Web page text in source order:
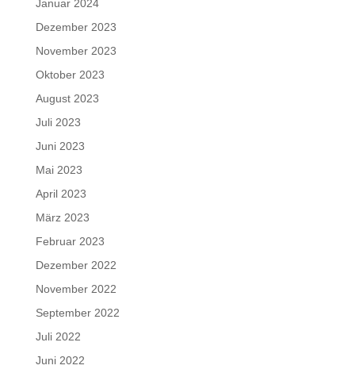
Januar 2024
Dezember 2023
November 2023
Oktober 2023
August 2023
Juli 2023
Juni 2023
Mai 2023
April 2023
März 2023
Februar 2023
Dezember 2022
November 2022
September 2022
Juli 2022
Juni 2022